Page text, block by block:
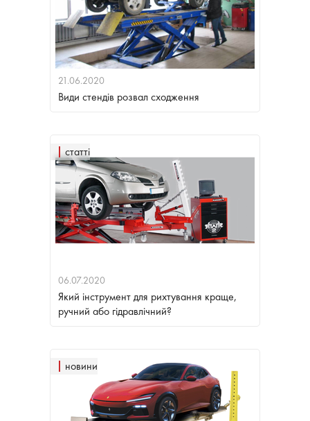
21.06.2020
Види стендів розвал сходження
статті
06.07.2020
Який інструмент для рихтування краще,
ручний або гідравлічний?
новини